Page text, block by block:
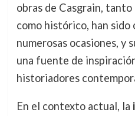
obras de Casgrain,
como histórico, han
numerosas ocasiones, y
una fuente de
historiadores
En el contexto actual, la